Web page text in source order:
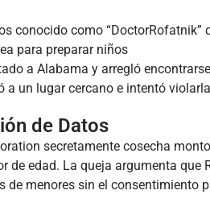
conocido como “DoctorRofatnik”
para preparar niños
a Alabama y arregló
a un lugar cercano e intentó violarla
de Datos
secretamente cosecha
de edad. La queja argumenta que
de menores sin el consentimiento